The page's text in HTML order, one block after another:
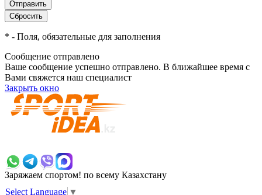
* - Поля, обязательные для заполнения
Сообщение отправлено
Ваше сообщение успешно отправлено. В ближайшее время с
Вами свяжется наш специалист
Закрыть окно
Заряжаем спортом! по всему Казахстану
Select Language ▼